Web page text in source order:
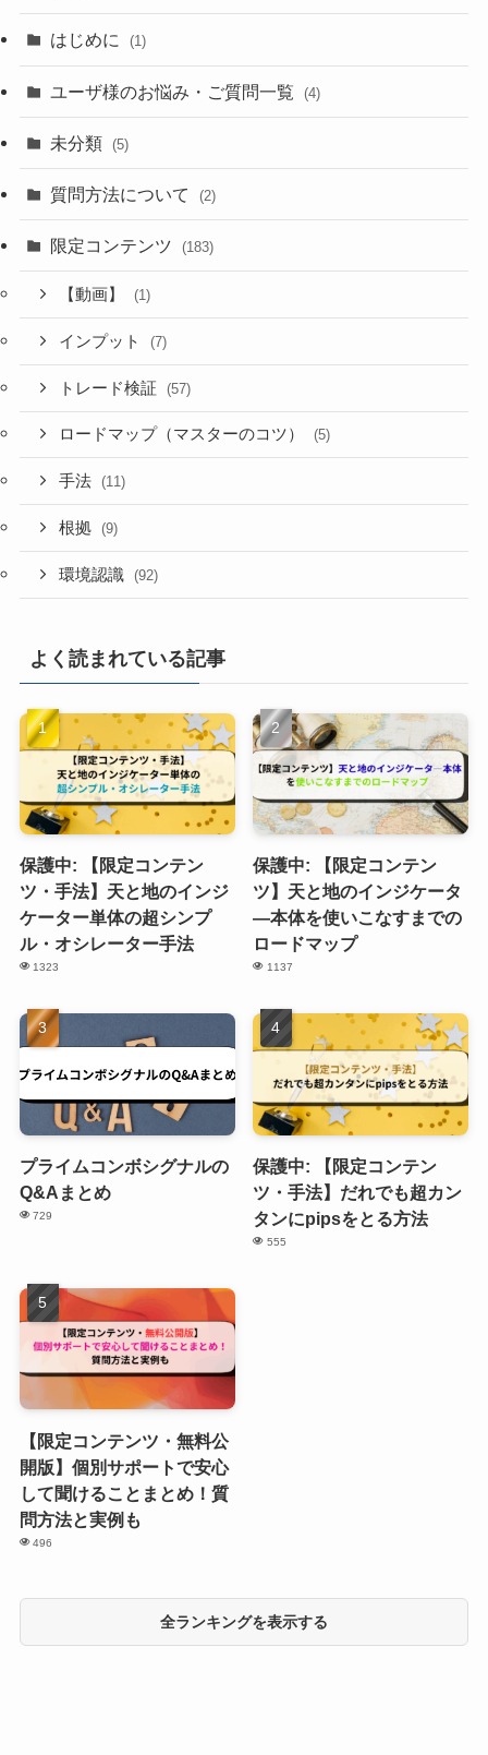
はじめに (1)
ユーザ様のお悩み・ご質問一覧 (4)
未分類 (5)
質問方法について (2)
限定コンテンツ (183)
【動画】 (1)
インプット (7)
トレード検証 (57)
ロードマップ（マスターのコツ） (5)
手法 (11)
根拠 (9)
環境認識 (92)
よく読まれている記事
保護中: 【限定コンテン
ツ・手法】天と地のインジ
ケーター単体の超シンプ
ル・オシレーター手法
1323
保護中: 【限定コンテン
ツ】天と地のインジケータ
―本体を使いこなすまでの
ロードマップ
1137
プライムコンボシグナルの
Q&Aまとめ
729
保護中: 【限定コンテン
ツ・手法】だれでも超カン
タンにpipsをとる方法
555
【限定コンテンツ・無料公
開版】個別サポートで安心
して聞けることまとめ！質
問方法と実例も
496
全ランキングを表示する